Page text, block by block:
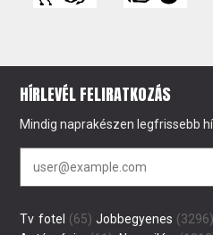
HÍRLEVÉL FELIRATKOZÁS
Mindig naprakészen legfrissebb
Tv fotel (65) Jobbegyenes (3296)